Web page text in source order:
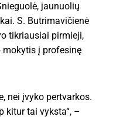
jaunuolių
S. Butrimavičienė
tikriausiai pirmieji,
mokytis į profesinę
nei įvyko pertvarkos.
kitur tai vyksta“, –